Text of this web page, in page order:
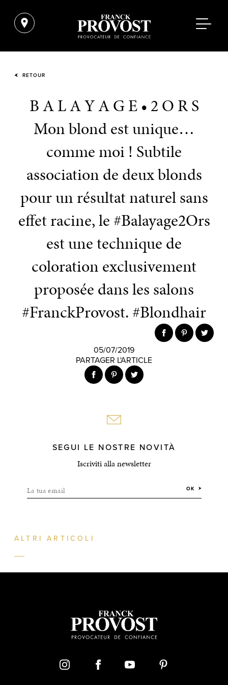
RETOUR
B A L A Y A G E • 2 O R S
Mon blond est unique…
comme moi ! Subtile
association de deux blonds
pour un résultat naturel sans
effet racine, le #Balayage2Ors
est une technique de
coloration exclusivement
proposée dans les salons
#FranckProvost. #Blondhair
05/07/2019
PARTAGER L'ARTICLE
SEGUI LE NOSTRE NOVITÀ
Iscriviti alla newsletter
La tua email OK
ALTRI ARTICOLI